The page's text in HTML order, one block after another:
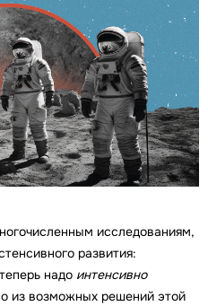
исследованиям,
развития:
надо интенсивно
из возможных решений этой